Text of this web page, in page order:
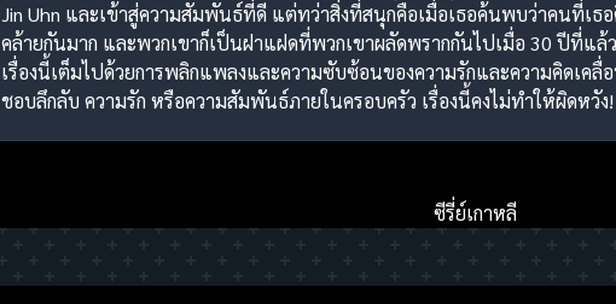
Jin Uhn และเข้าสู่ความสัมพันธ์ที่ดี แต่ทว่าสิ่งที่สนุกคือเมื่อเธอค้นพบว่าคนที่เธ
คล้ายกันมาก และพวกเขาก็เป็นฝาแฝดที่พวกเขาผลัดพรากกันไปเมื่อ 30 ปีที่แ
เรื่องนี้เต็มไปด้วยการพลิกแพลงและความซับซ้อนของความรักและความคิดเค
ชอบลึกลับ ความรัก หรือความสัมพันธ์ภายในครอบครัว เรื่องนี้คงไม่ทำให้ผิดหวัง!
ซีรี่ย์เกาหลี